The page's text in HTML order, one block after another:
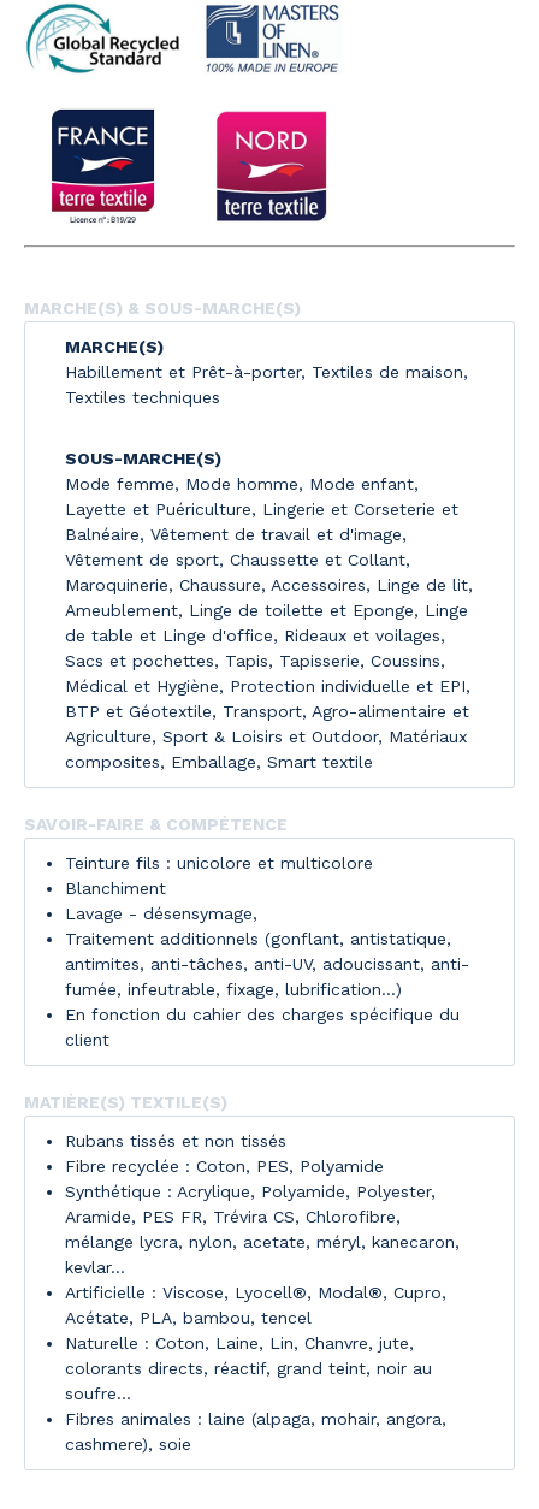
MARCHE(S) & SOUS-MARCHE(S)
MARCHE(S)
Habillement et Prêt-à-porter, Textiles de maison,
Textiles techniques
SOUS-MARCHE(S)
Mode femme, Mode homme, Mode enfant,
Layette et Puériculture, Lingerie et Corseterie et
Balnéaire, Vêtement de travail et d'image,
Vêtement de sport, Chaussette et Collant,
Maroquinerie, Chaussure, Accessoires, Linge de lit,
Ameublement, Linge de toilette et Eponge, Linge
de table et Linge d'office, Rideaux et voilages,
Sacs et pochettes, Tapis, Tapisserie, Coussins,
Médical et Hygiène, Protection individuelle et EPI,
BTP et Géotextile, Transport, Agro-alimentaire et
Agriculture, Sport & Loisirs et Outdoor, Matériaux
composites, Emballage, Smart textile
SAVOIR-FAIRE & COMPÉTENCE
Teinture fils : unicolore et multicolore
Blanchiment
Lavage - désensymage,
Traitement additionnels (gonflant, antistatique,
antimites, anti-tâches, anti-UV, adoucissant, anti-
fumée, infeutrable, fixage, lubrification...)
En fonction du cahier des charges spécifique du
client
MATIÈRE(S) TEXTILE(S)
Rubans tissés et non tissés
Fibre recyclée : Coton, PES, Polyamide
Synthétique : Acrylique, Polyamide, Polyester,
Aramide, PES FR, Trévira CS, Chlorofibre,
mélange lycra, nylon, acetate, méryl, kanecaron,
kevlar...
Artificielle : Viscose, Lyocell®, Modal®, Cupro,
Acétate, PLA, bambou, tencel
Naturelle : Coton, Laine, Lin, Chanvre, jute,
colorants directs, réactif, grand teint, noir au
soufre...
Fibres animales : laine (alpaga, mohair, angora,
cashmere), soie